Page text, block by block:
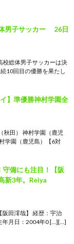
男子サッカー 26日
校総体男子サッカーは決
10回目の優勝を果たし
】準優勝神村学園全
秋田） 神村学園（鹿児
学園（鹿児島）【6対
守備にも注目！【阪
新3年。Reiya
阪田澪哉】 経歴：宇治
年月日：2004年0 […][…]